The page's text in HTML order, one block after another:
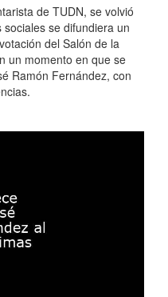
de TUDN, se volvió
se difundiera un
del Salón de la
un momento en que se
Ramón Fernández, con